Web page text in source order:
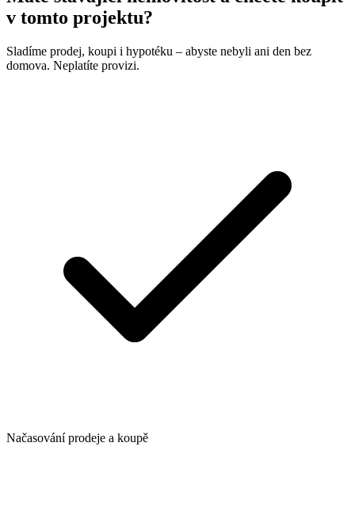
v tomto projektu?
Sladíme prodej, koupi i hypotéku – abyste nebyli ani den bez
domova. Neplatíte provizi.
Načasování prodeje a koupě